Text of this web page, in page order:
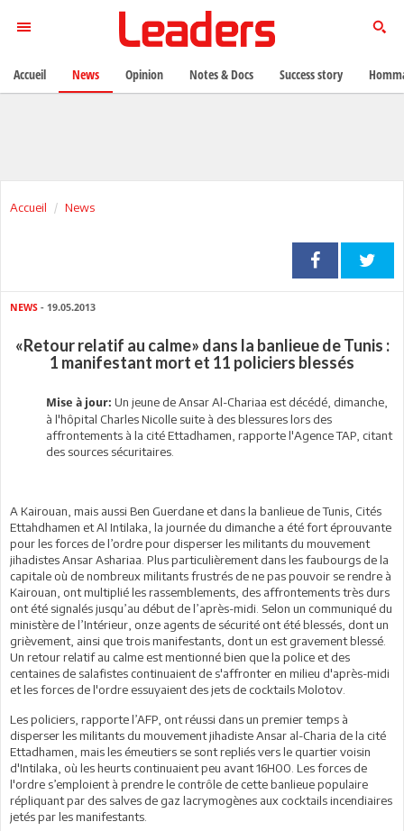
Accueil News
NEWS - 19.05.2013
«Retour relatif au calme» dans la banlieue de Tunis :
1 manifestant mort et 11 policiers blessés
Mise à jour: Un jeune de Ansar Al-Chariaa est décédé, dimanche,
à l'hôpital Charles Nicolle suite à des blessures lors des
affrontements à la cité Ettadhamen, rapporte l'Agence TAP, citant
des sources sécuritaires.
A Kairouan, mais aussi Ben Guerdane et dans la banlieue de Tunis, Cités
Ettahdhamen et Al Intilaka, la journée du dimanche a été fort éprouvante
pour les forces de l’ordre pour disperser les militants du mouvement
jihadistes Ansar Ashariaa. Plus particulièrement dans les faubourgs de la
capitale où de nombreux militants frustrés de ne pas pouvoir se rendre à
Kairouan, ont multiplié les rassemblements, des affrontements très durs
ont été signalés jusqu’au début de l’après-midi. Selon un communiqué du
ministère de l’Intérieur, onze agents de sécurité ont été blessés, dont un
grièvement, ainsi que trois manifestants, dont un est gravement blessé.
Un retour relatif au calme est mentionné bien que la police et des
centaines de salafistes continuaient de s'affronter en milieu d'après-midi
et les forces de l'ordre essuyaient des jets de cocktails Molotov.
Les policiers, rapporte l’AFP, ont réussi dans un premier temps à
disperser les militants du mouvement jihadiste Ansar al-Charia de la cité
Ettadhamen, mais les émeutiers se sont repliés vers le quartier voisin
d'Intilaka, où les heurts continuaient peu avant 16H00. Les forces de
l'ordre s’emploient à prendre le contrôle de cette banlieue populaire
répliquant par des salves de gaz lacrymogènes aux cocktails incendiaires
jetés par les manifestants.
Accueil News Opinion Notes & Docs Success story